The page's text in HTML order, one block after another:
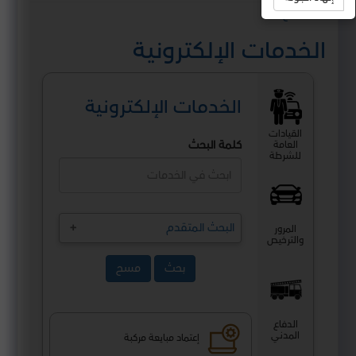
استمع
الخدمات الإلكترونية
القيادات
العامة
للشرطة
المرور
والترخيص
الدفاع
المدني
الخدمات الإلكترونية
كلمة البحث
البحث المتقدم
بحث مسح
إعتماد مبايعة مركبة